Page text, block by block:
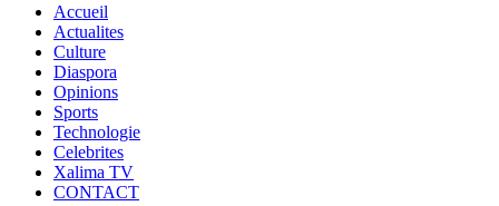
Accueil
Actualites
Culture
Diaspora
Opinions
Sports
Technologie
Celebrites
Xalima TV
CONTACT